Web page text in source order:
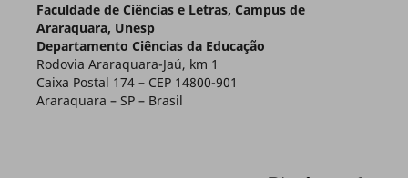
Faculdade de Ciências e Letras, Campus de
Araraquara, Unesp
Departamento Ciências da Educação
Rodovia Araraquara-Jaú, km 1
Caixa Postal 174 – CEP 14800-901
Araraquara – SP – Brasil